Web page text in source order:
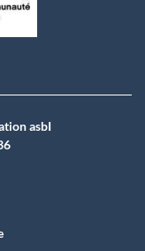
asbI